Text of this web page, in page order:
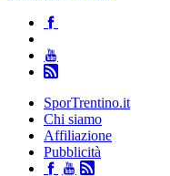
SporTrentino.it
Chi siamo
Affiliazione
Pubblicità